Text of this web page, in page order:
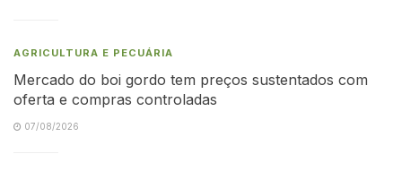
AGRICULTURA E PECUÁRIA
Mercado do boi gordo tem preços sustentados com
oferta e compras controladas
07/08/2026